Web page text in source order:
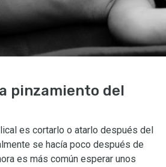
pinzamiento del
es cortarlo o atarlo después del
se hacía poco después de
es más común esperar unos